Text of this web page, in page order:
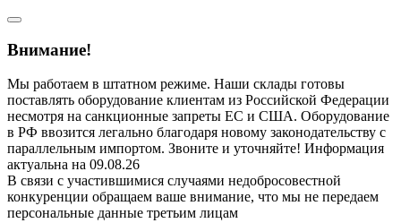
Внимание!
Мы работаем в штатном режиме. Наши склады готовы
поставлять оборудование клиентам из Российской Федерации
несмотря на санкционные запреты ЕС и США. Оборудование
в РФ ввозится легально благодаря новому законодательству с
параллельным импортом. Звоните и уточняйте! Информация
актуальна на 09.08.26
В связи с участившимися случаями недобросовестной
конкуренции обращаем ваше внимание, что мы не передаем
персональные данные третьим лицам